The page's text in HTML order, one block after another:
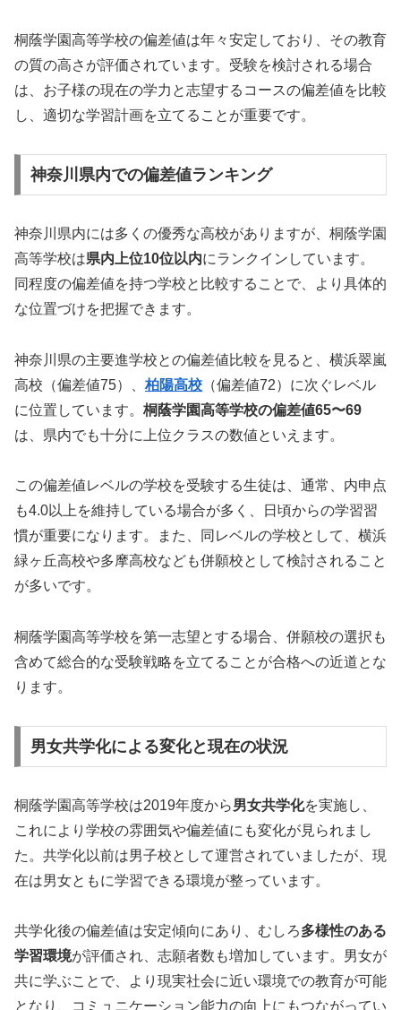
桐蔭学園高等学校の偏差値は年々安定しており、その教育
の質の高さが評価されています。受験を検討される場合
は、お子様の現在の学力と志望するコースの偏差値を比較
し、適切な学習計画を立てることが重要です。
神奈川県内での偏差値ランキング
神奈川県内には多くの優秀な高校がありますが、桐蔭学園
高等学校は県内上位10位以内にランクインしています。
同程度の偏差値を持つ学校と比較することで、より具体的
な位置づけを把握できます。
神奈川県の主要進学校との偏差値比較を見ると、横浜翠嵐
高校（偏差値75）、柏陽高校 （偏差値72）に次ぐレベル
に位置しています。 桐蔭学園高等学校の偏差値65〜69
は、県内でも十分に上位クラスの数値といえます。
この偏差値レベルの学校を受験する生徒は、通常、内申点
も4.0以上を維持している場合が多く、日頃からの学習習
慣が重要になります。また、同レベルの学校として、横浜
緑ヶ丘高校や多摩高校なども併願校として検討されること
が多いです。
桐蔭学園高等学校を第一志望とする場合、併願校の選択も
含めて総合的な受験戦略を立てることが合格への近道とな
ります。
男女共学化による変化と現在の状況
桐蔭学園高等学校は2019年度から男女共学化を実施し、
これにより学校の雰囲気や偏差値にも変化が見られまし
た。共学化以前は男子校として運営されていましたが、現
在は男女ともに学習できる環境が整っています。
共学化後の偏差値は安定傾向にあり、むしろ多様性のある
学習環境が評価され、志願者数も増加しています。男女が
共に学ぶことで、より現実社会に近い環境での教育が可能
となり、コミュニケーション能力の向上にもつながってい